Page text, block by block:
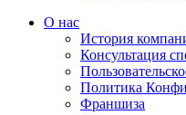
О нас
История
Консультация
Политика
Франшиза